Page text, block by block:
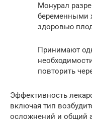
Монурал
беременными
здоровью
Принимают
повторить
Эффективность
включая тип
осложнений и общий